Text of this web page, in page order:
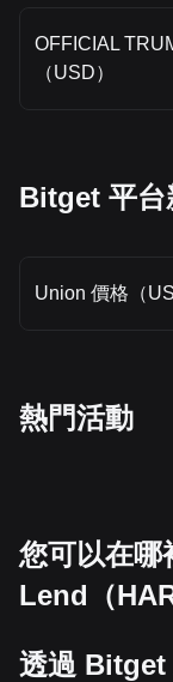
OFFICIAL
（USD）
Bitget 平台
Union 價格（
熱門活動
您可以在哪
Lend（
透過 Bitget